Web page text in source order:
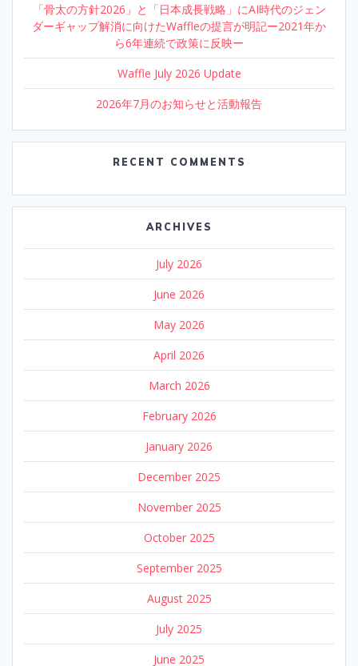
「骨太の方針2026」と「日本成長戦略」にAI時代のジェン
ダーギャップ解消に向けたWaffleの提言が明記ー2021年か
ら6年連続で政策に反映ー
Waffle July 2026 Update
2026年7月のお知らせと活動報告
RECENT COMMENTS
ARCHIVES
July 2026
June 2026
May 2026
April 2026
March 2026
February 2026
January 2026
December 2025
November 2025
October 2025
September 2025
August 2025
July 2025
June 2025